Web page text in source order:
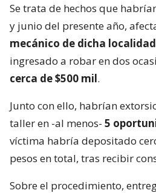
Se trata de hechos que
y junio del presente año,
mecánico de dicha localidad
ingresado a robar en dos
cerca de $500 mil.
Junto con ello, habrían
taller en -al menos- 5
víctima habría depositado
pesos en total, tras recibir
Sobre el procedimiento,